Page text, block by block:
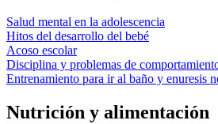
Salud mental en la adolescencia
Hitos del desarrollo del bebé
Acoso escolar
Disciplina y problemas de
Entrenamiento para ir al baño y enuresis
Nutrición y alimentación